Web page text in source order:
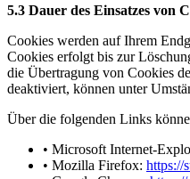
5.3 Dauer des Einsatzes von
Cookies werden auf Ihrem
Cookies erfolgt bis zur
die Übertragung von Cookies
deaktiviert, können unter
Über die folgenden Links
• Microsoft Internet-
• Mozilla Firefox: https://